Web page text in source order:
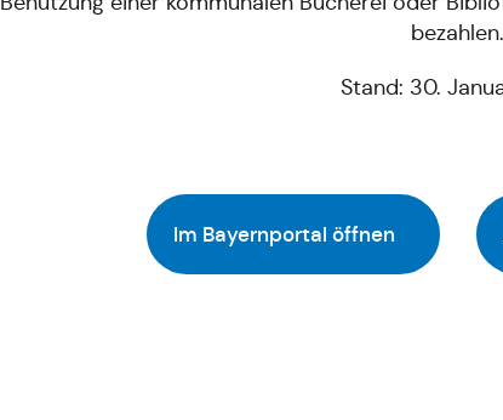
bezahlen.
Stand: 30.
Im Bayernportal öffnen